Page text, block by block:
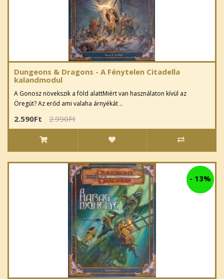
Dungeons & Dragons - A Fénytelen Citadella
kalandmodul
A Gonosz növekszik a föld alattMiért van használaton kívül az
Öregút? Az erőd ami valaha árnyékát ..
2.590Ft 2.990Ft
- 13%